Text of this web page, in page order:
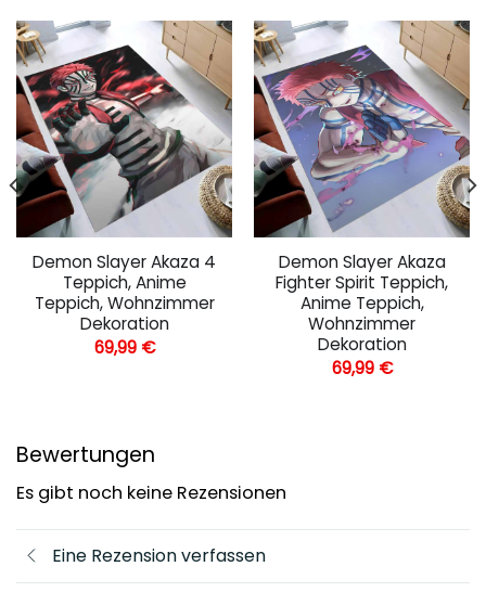
Demon Slayer Akaza 4
Teppich, Anime
Teppich, Wohnzimmer
Dekoration
69,99 €
Demon Slayer Akaza
Fighter Spirit Teppich,
Anime Teppich,
Wohnzimmer
Dekoration
69,99 €
Bewertungen
Es gibt noch keine Rezensionen
Eine Rezension verfassen